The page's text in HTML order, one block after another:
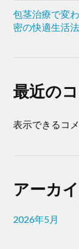
包茎治療で変
密の快適生活法
最近の
表示できるコ
アーカ
2026年5月